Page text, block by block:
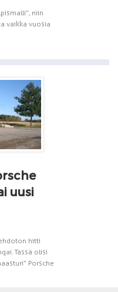
niin
vaikka vuosia
uusi
hitti
Tässä olisi
Porsche